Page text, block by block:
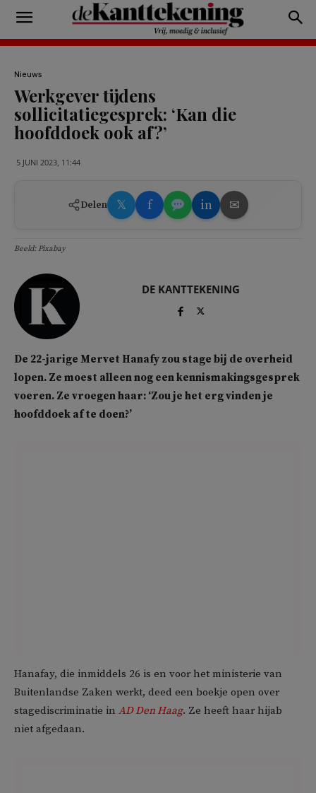
Nieuws
Werkgever tijdens
sollicitatiegesprek: ‘Kan die
hoofddoek ook af?’
5 JUNI 2023, 11:44
Delen 𝕏 f in ✉
Beeld: Pixabay
DE KANTTEKENING
De 22-jarige Mervet Hanafy zou stage bij de overheid
lopen. Ze moest alleen nog een kennismakingsgesprek
voeren. Ze vroegen haar: ‘Zou je het erg vinden je
hoofddoek af te doen?’
Hanafay, die inmiddels 26 is en voor het ministerie van
Buitenlandse Zaken werkt, deed een boekje open over
stagediscriminatie in AD Den Haag. Ze heeft haar hijab
niet afgedaan.